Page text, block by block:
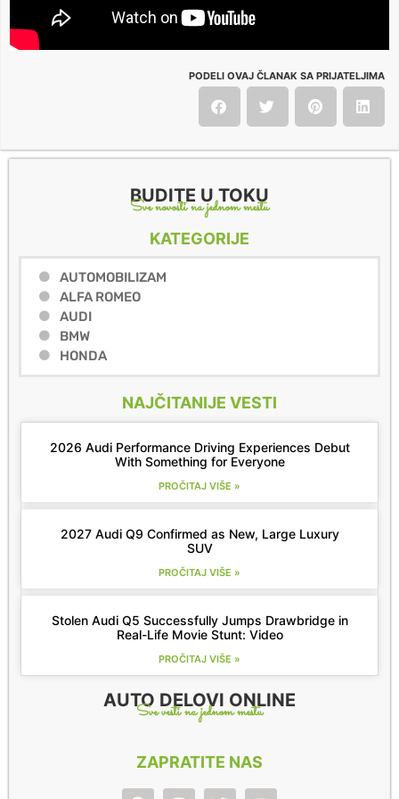
PODELI OVAJ ČLANAK SA PRIJATELJIMA
BUDITE U TOKU
Sve novosti na jednom mestu
KATEGORIJE
AUTOMOBILIZAM
ALFA ROMEO
AUDI
BMW
HONDA
NAJČITANIJE VESTI
2026 Audi Performance Driving Experiences Debut
With Something for Everyone
PROČITAJ VIŠE »
2027 Audi Q9 Confirmed as New, Large Luxury
SUV
PROČITAJ VIŠE »
Stolen Audi Q5 Successfully Jumps Drawbridge in
Real-Life Movie Stunt: Video
PROČITAJ VIŠE »
AUTO DELOVI ONLINE
Sve vesti na jednom mestu
ZAPRATITE NAS